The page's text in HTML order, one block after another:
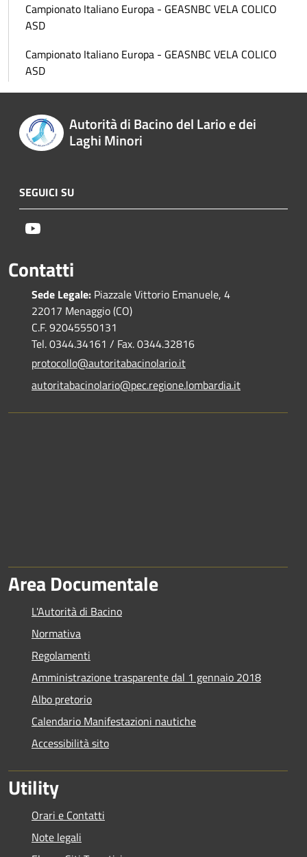
Campionato Italiano Europa - GEASNBC VELA COLICO
ASD
Campionato Italiano Europa - GEASNBC VELA COLICO
ASD
Autorità di Bacino del Lario e dei
Laghi Minori
SEGUICI SU
Contatti
Sede Legale: Piazzale Vittorio Emanuele, 4
22017 Menaggio (CO)
C.F. 92045550131
Tel. 0344.34161 / Fax. 0344.32816
protocollo@autoritabacinolario.it
autoritabacinolario@pec.regione.lombardia.it
Area Documentale
L'Autorità di Bacino
Normativa
Regolamenti
Amministrazione trasparente dal 1 gennaio 2018
Albo pretorio
Calendario Manifestazioni nautiche
Accessibilità sito
Utility
Orari e Contatti
Note legali